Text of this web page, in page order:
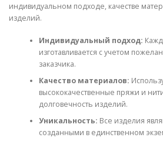
индивидуальном подходе, качестве
изделий.
Индивидуальный подход:
изготавливается с учетом
заказчика.
Качество материалов:
высококачественные пряжи и
долговечность изделий.
Уникальность: Все изделия
созданными в единственном